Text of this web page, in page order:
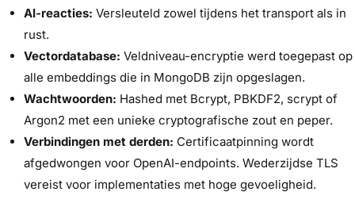
AI-reacties: Versleuteld zowel tijdens het transport als in
rust.
Vectordatabase: Veldniveau-encryptie werd toegepast op
alle embeddings die in MongoDB zijn opgeslagen.
Wachtwoorden: Hashed met Bcrypt, PBKDF2, scrypt of
Argon2 met een unieke cryptografische zout en peper.
Verbindingen met derden: Certificaatpinning wordt
afgedwongen voor OpenAI-endpoints. Wederzijdse TLS
vereist voor implementaties met hoge gevoeligheid.